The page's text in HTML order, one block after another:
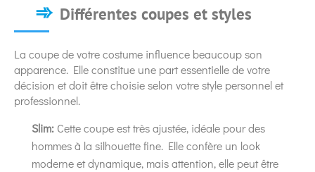
Différentes coupes et styles
La coupe de votre costume influence beaucoup son
apparence. Elle constitue une part essentielle de votre
décision et doit être choisie selon votre style personnel et
professionnel.
Slim: Cette coupe est très ajustée, idéale pour des
hommes à la silhouette fine. Elle confère un look
moderne et dynamique, mais attention, elle peut être